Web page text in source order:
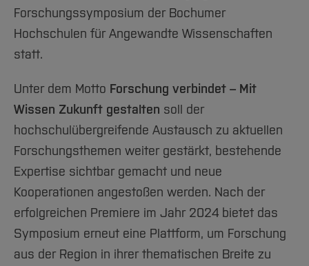
Arbeiten im FB G
Forschung und Projekte
International
Team
Studiengänge
Studieninteressierte
Aktuelles
Studium
Fachgruppen
Forschung und Entwicklung
International
Team
Service
Amtliche Bekanntmachungen
Notfall-Infos
Familiengerechte Hochschule
Gleichstellung
Diskriminierungsfreie Hochschule
Wahlen
Hochschulbibliothek
Hochschulkommunikation
International Office
Medienzentrum
qed-Stiftung
Zentrale Studienberatung
Forschungssymposium der Bochumer
Hochschulen für Angewandte Wissenschaften
statt.
Unter dem Motto Forschung verbindet – Mit
Wissen Zukunft gestalten soll der
hochschulübergreifende Austausch zu aktuellen
Forschungsthemen weiter gestärkt, bestehende
Expertise sichtbar gemacht und neue
Kooperationen angestoßen werden. Nach der
erfolgreichen Premiere im Jahr 2024 bietet das
Symposium erneut eine Plattform, um Forschung
aus der Region in ihrer thematischen Breite zu